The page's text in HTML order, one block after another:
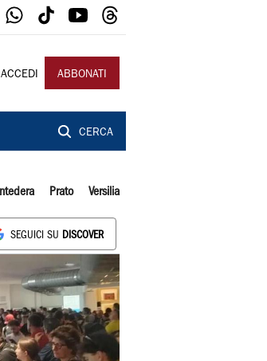
ACCEDI ABBONATI
CERCA
Prato Versilia
SEGUICI SU DISCOVER